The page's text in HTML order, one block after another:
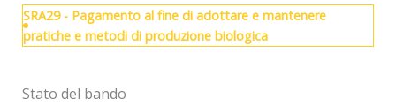
SRA29 - Pagamento al fine di adottare e mantenere
pratiche e metodi di produzione biologica
Stato del bando